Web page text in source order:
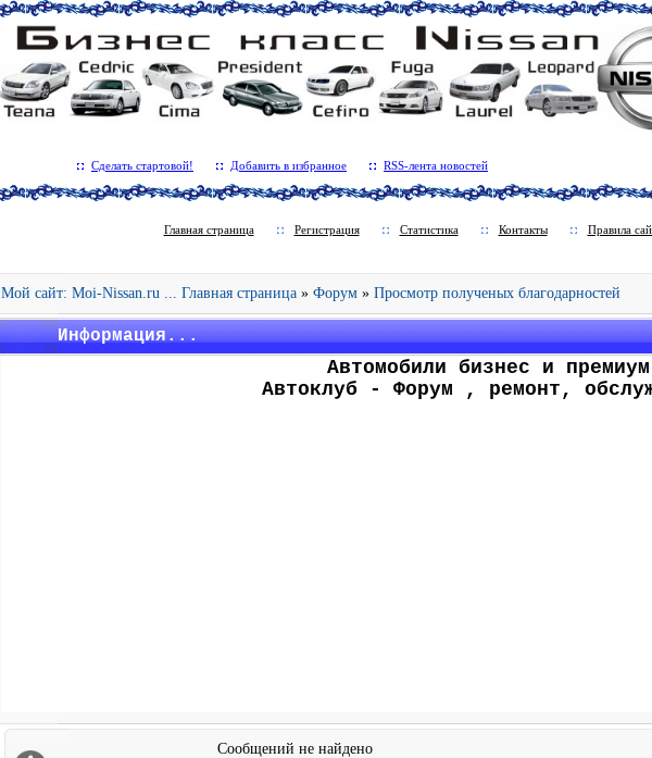
Сделать стартовой! Добавить в избранное RSS-лента новостей
Главная страница Регистрация Статистика Контакты Правила
Мой сайт: Moi-Nissan.ru ... Главная страница » Форум » Просмотр полученых благодарностей
Информация...
Автомобили бизнес и
Автоклуб - Форум , ремонт,
Сообщений не найдено